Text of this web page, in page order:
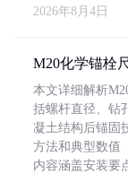
2026年8月4日
M20化学锚栓
本文详细解析
括螺杆直径、钻
凝土结构后锚固
方法和典型数值
内容涵盖安装要